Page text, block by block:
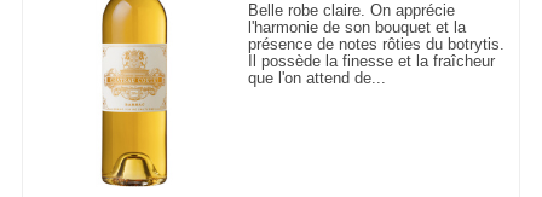
Belle robe claire. On apprécie
l'harmonie de son bouquet et la
présence de notes rôties du botrytis.
Il possède la finesse et la fraîcheur
que l'on attend de...